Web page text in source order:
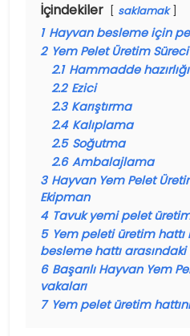
İçindekiler saklamak
1 Hayvan besleme için
2 Yem Pelet Üretim Süreci
2.1 Hammadde hazırlığı
2.2 Ezici
2.3 Karıştırma
2.4 Kalıplama
2.5 Soğutma
2.6 Ambalajlama
3 Hayvan Yem Pelet
Ekipman
4 Tavuk yemi pelet
5 Yem peleti üretim hattı
besleme hattı arasındaki
6 Başarılı Hayvan Yem
vakaları
7 Yem pelet üretim